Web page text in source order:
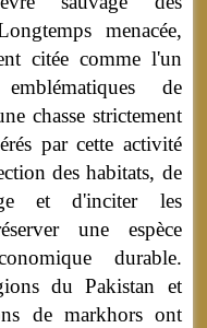
menacée,
citée comme l'un
de
chasse strictement
par cette activité
des habitats, de
et d'inciter les
une espèce
durable.
du Pakistan et
de markhors ont